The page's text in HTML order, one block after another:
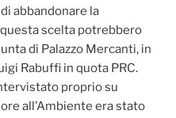
abbandonare la
scelta potrebbero
di Palazzo Mercanti, in
Rabuffi in quota PRC.
proprio su
all’Ambiente era stato